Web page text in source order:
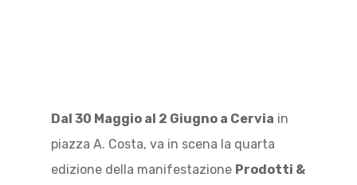
Dal 30 Maggio al 2 Giugno a Cervia in
piazza A. Costa, va in scena la quarta
edizione della manifestazione Prodotti &